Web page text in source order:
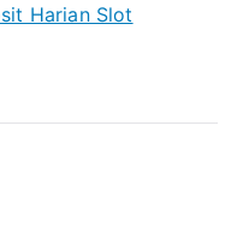
Harian Slot